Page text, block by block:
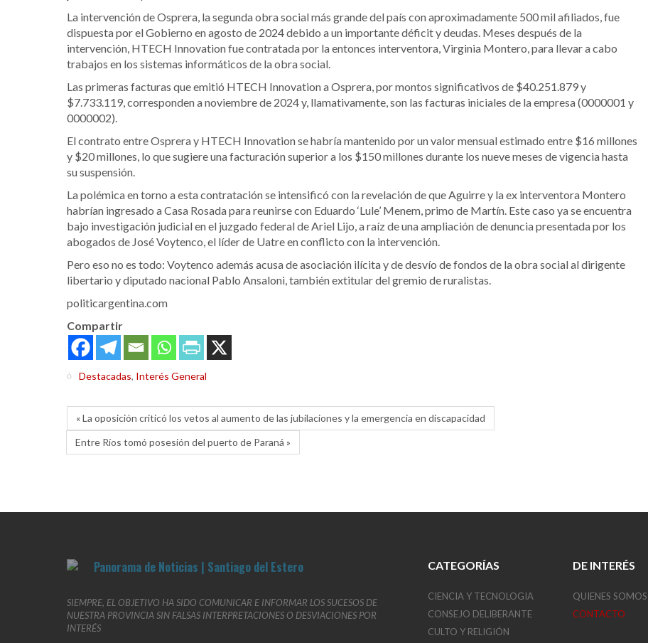
La intervención de Osprera, la segunda obra social más grande del país con aproximadamente 500 mil afiliados, fue
dispuesta por el Gobierno en agosto de 2024 debido a un importante déficit y deudas. Meses después de la
intervención, HTECH Innovation fue contratada por la entonces interventora, Virginia Montero, para llevar a cabo
trabajos en los sistemas informáticos de la obra social.
Las primeras facturas que emitió HTECH Innovation a Osprera, por montos significativos de $40.251.879 y
$7.733.119, corresponden a noviembre de 2024 y, llamativamente, son las facturas iniciales de la empresa (0000001 y
0000002).
El contrato entre Osprera y HTECH Innovation se habría mantenido por un valor mensual estimado entre $16 millones
y $20 millones, lo que sugiere una facturación superior a los $150 millones durante los nueve meses de vigencia hasta
su suspensión.
La polémica en torno a esta contratación se intensificó con la revelación de que Aguirre y la ex interventora Montero
habrían ingresado a Casa Rosada para reunirse con Eduardo ‘Lule’ Menem, primo de Martín. Este caso ya se encuentra
bajo investigación judicial en el juzgado federal de Ariel Lijo, a raíz de una ampliación de denuncia presentada por los
abogados de José Voytenco, el líder de Uatre en conflicto con la intervención.
Pero eso no es todo: Voytenco además acusa de asociación ilícita y de desvío de fondos de la obra social al dirigente
libertario y diputado nacional Pablo Ansaloni, también extitular del gremio de ruralistas.
politicargentina.com
Compartir
Destacadas, Interés General
« La oposición criticó los vetos al aumento de las jubilaciones y la emergencia en discapacidad
Entre Ríos tomó posesión del puerto de Paraná »
SIEMPRE, EL OBJETIVO HA SIDO COMUNICAR E INFORMAR LOS SUCESOS DE
NUESTRA PROVINCIA SIN FALSAS INTERPRETACIONES O DESVIACIONES POR
INTERÉS
CATEGORÍAS
CIENCIA Y TECNOLOGIA
CONSEJO DELIBERANTE
CULTO Y RELIGIÓN
DE INTERÉS
QUIENES SOMOS
CONTACTO